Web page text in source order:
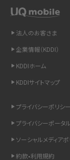
LINEの通知がこない
非通知設定とは？
スマホのウィジェッ
リプライ機能とは？
インスタのDMの送
法人のお客さま
企業情報（KDDI）
KDDIホーム
KDDIサイトマップ
プライバシーポリシー
プライバシーポータル
ソーシャルメディア
約款•利用規約